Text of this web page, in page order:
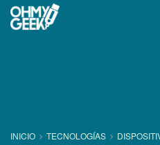
INICIO TECNOLOGÍ­AS